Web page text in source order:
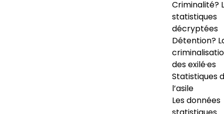
Criminalité?
statistiques
décryptées
Détention?
des exilé·es
Statistiques
l’asile
Les données